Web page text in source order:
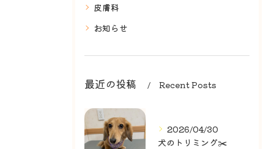
皮膚科
お知らせ
最近の投稿 Recent Posts
2026/04/30
犬のトリミング✂️